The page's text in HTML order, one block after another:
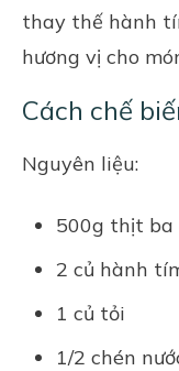
thay thế hành
hương vị cho
Cách chế
Nguyên liệu:
500g thịt ba
2 củ hành
1 củ tỏi
1/2 chén